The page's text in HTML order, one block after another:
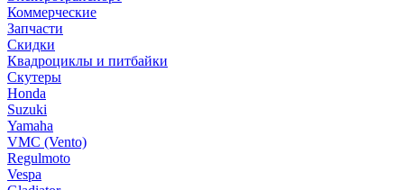
Коммерческие
Запчасти
Скидки
Квадроциклы и питбайки
Скутеры
Honda
Suzuki
Yamaha
VMC (Vento)
Regulmoto
Vespa